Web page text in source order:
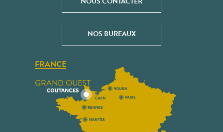
NOS BUREAUX
FRANCE
GRAND OUEST